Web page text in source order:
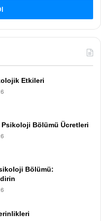
Etkileri
Bölümü Ücretleri
Bölümü: